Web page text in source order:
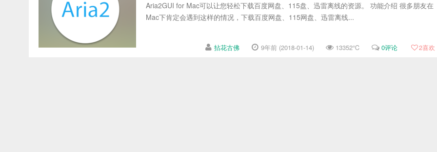
Aria2GUI for Mac可以让您轻松下载百度网盘、115盘、迅雷离线的资源。 功能介绍 很多朋友在
Mac下肯定会遇到这样的情况，下载百度网盘、115网盘、迅雷离线...
拈花古佛 9年前 (2018-01-14) 13352℃ 0评论 2喜欢